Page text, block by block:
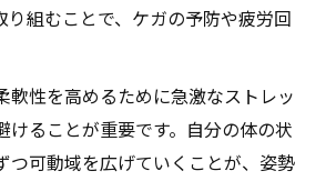
り組むことで、ケガの予防や疲労回
軟性を高めるために急激なストレッ
けることが重要です。自分の体の状
つ可動域を広げていくことが、姿勢